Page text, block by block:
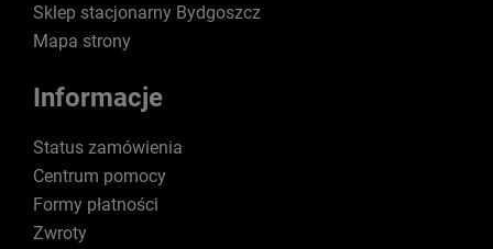
Sklep stacjonarny Bydgoszcz
Mapa strony
Informacje
Status zamówienia
Centrum pomocy
Formy płatności
Zwroty